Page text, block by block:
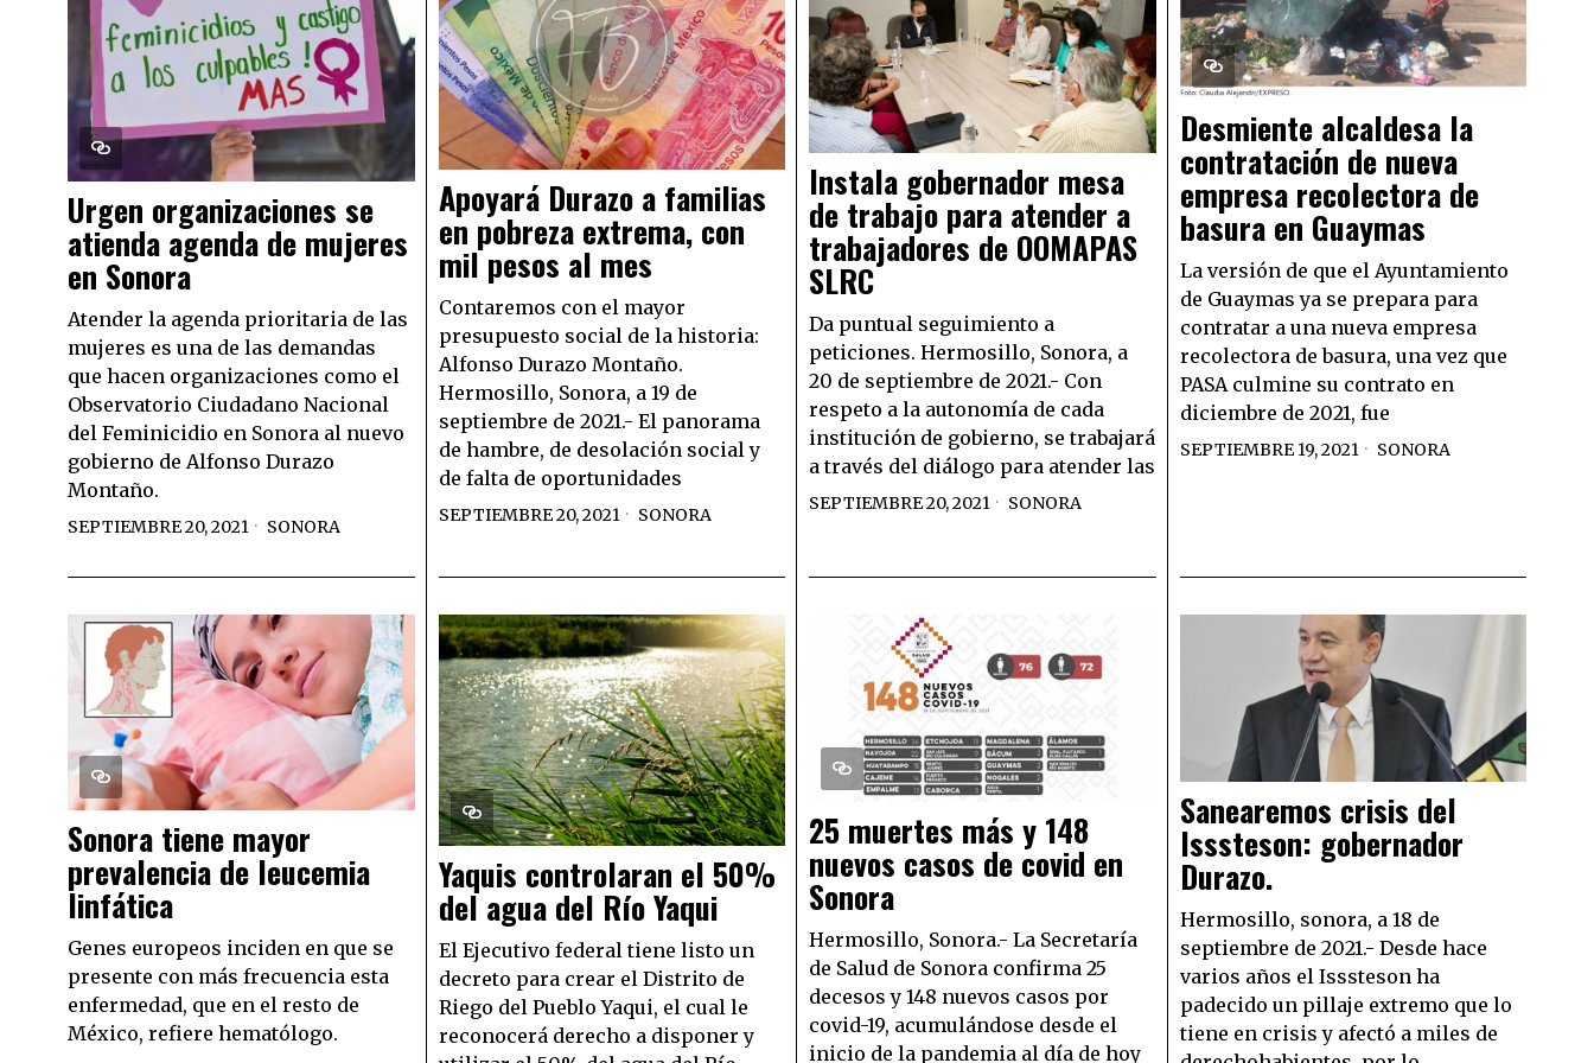
Urgen organizaciones se
atienda agenda de mujeres
en Sonora
Atender la agenda prioritaria de las
mujeres es una de las demandas
que hacen organizaciones como el
Observatorio Ciudadano Nacional
del Feminicidio en Sonora al nuevo
gobierno de Alfonso Durazo
Montaño.
SEPTIEMBRE 20, 2021 SONORA
Apoyará Durazo a familias
en pobreza extrema, con
mil pesos al mes
Contaremos con el mayor
presupuesto social de la historia:
Alfonso Durazo Montaño.
Hermosillo, Sonora, a 19 de
septiembre de 2021.- El panorama
de hambre, de desolación social y
de falta de oportunidades
SEPTIEMBRE 20, 2021 SONORA
Instala gobernador mesa
de trabajo para atender a
trabajadores de OOMAPAS
SLRC
Da puntual seguimiento a
peticiones. Hermosillo, Sonora, a
20 de septiembre de 2021.- Con
respeto a la autonomía de cada
institución de gobierno, se trabajará
a través del diálogo para atender las
SEPTIEMBRE 20, 2021 SONORA
Desmiente alcaldesa la
contratación de nueva
empresa recolectora de
basura en Guaymas
La versión de que el Ayuntamiento
de Guaymas ya se prepara para
contratar a una nueva empresa
recolectora de basura, una vez que
PASA culmine su contrato en
diciembre de 2021, fue
SEPTIEMBRE 19, 2021 SONORA
Sonora tiene mayor
prevalencia de leucemia
linfática
Genes europeos inciden en que se
presente con más frecuencia esta
enfermedad, que en el resto de
México, refiere hematólogo.
Yaquis controlaran el 50%
del agua del Río Yaqui
El Ejecutivo federal tiene listo un
decreto para crear el Distrito de
Riego del Pueblo Yaqui, el cual le
reconocerá derecho a disponer y
25 muertes más y 148
nuevos casos de covid en
Sonora
Hermosillo, Sonora.- La Secretaría
de Salud de Sonora confirma 25
decesos y 148 nuevos casos por
covid-19, acumulándose desde el
inicio de la pandemia al día de hoy
Sanearemos crisis del
Isssteson: gobernador
Durazo.
Hermosillo, sonora, a 18 de
septiembre de 2021.- Desde hace
varios años el Isssteson ha
padecido un pillaje extremo que lo
tiene en crisis y afectó a miles de